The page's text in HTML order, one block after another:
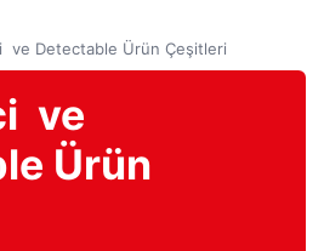
ve Detectable Ürün Çeşitleri
ve
Ürün